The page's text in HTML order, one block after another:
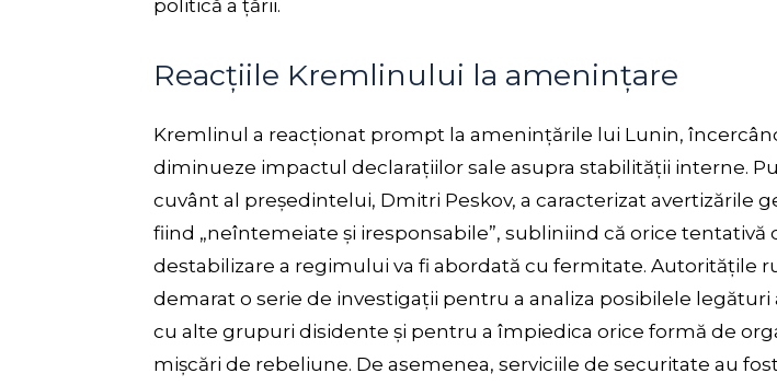
politică a țării.
Reacțiile Kremlinului la amenințare
Kremlinul a reacționat prompt la amenințările lui Lunin,
diminueze impactul declarațiilor sale asupra stabilității interne.
cuvânt al președintelui, Dmitri Peskov, a caracterizat avertizările
fiind „neîntemeiate și iresponsabile”, subliniind că orice tentativă
destabilizare a regimului va fi abordată cu fermitate. Autoritățile
demarat o serie de investigații pentru a analiza posibilele legături
cu alte grupuri disidente și pentru a împiedica orice formă de
mișcări de rebeliune. De asemenea, serviciile de securitate au